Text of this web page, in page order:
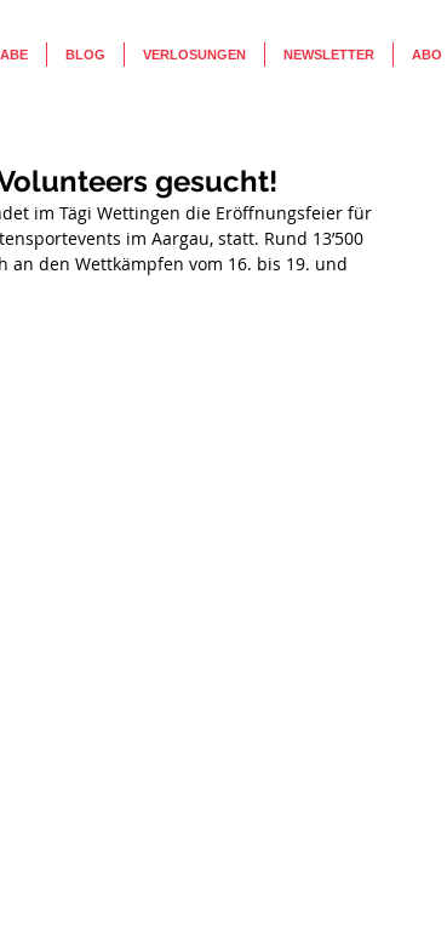
BLOG VERLOSUNGEN NEWSLETTER ABO
gesucht!
im Tägi Wettingen die Eröffnungsfeier für
im Aargau, statt. Rund 13’500
an den Wettkämpfen vom 16. bis 19. und